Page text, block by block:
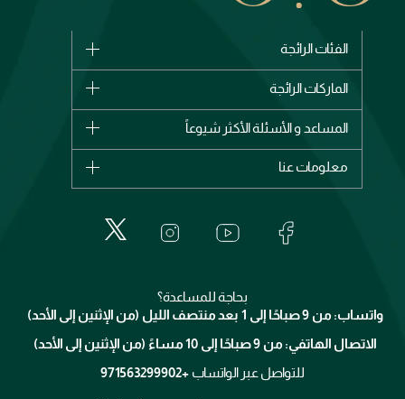
الفئات الرائجة
الأكثر مبيعاً
اشترِ بطاقة هدية
الماركات الرائجة
بربري
إيف سان لوران
المساعد و الأسئلة الأكثر شيوعاً
الإرجاع
معلومات عنا
خدمات المعارض
برنامج الولاء ميوز
الوظائف
الشروط و الأحكام
بحاجة للمساعدة؟
واتساب: من 9 صباحًا إلى 1 بعد منتصف الليل (من الإثنين إلى الأحد)
الاتصال الهاتفي: من 9 صباحًا إلى 10 مساءً (من الإثنين إلى الأحد)
للتواصل عبر الواتساب +971563299902